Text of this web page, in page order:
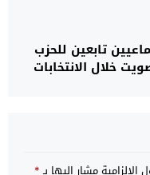
تابعين للحزب
خلال الانتخابات
الإلزامية مشار إليها بـ*